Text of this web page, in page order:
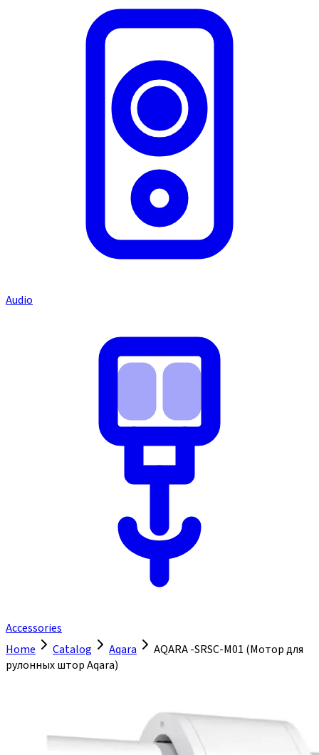
Audio
Accessories
Home
Catalog Aqara
AQARA -SRSC-M01 (Мотор для
рулонных штор Aqara)